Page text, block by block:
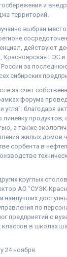
и
территорий.
выбран
действуют
ГЭС и
за
сибирских
за счет
форума
угля": благодаря
линейку
а также
жилых домов
сорбента в
круглых
АО "СУЭК-
по
предприятий с
в школах
24 ноября.